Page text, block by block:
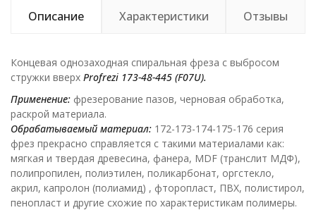
Описание
Характеристики Отзывы
Концевая однозаходная спиральная фреза с выбросом
стружки вверх Profrezi 173-48-445 (F07U).
Применение: фрезерование пазов, черновая обработка,
раскрой материала.
Обрабатываемый материал: 172-173-174-175-176 серия
фрез прекрасно справляется с такими материалами как:
мягкая и твердая древесина, фанера, MDF (транслит МДФ),
полипропилен, полиэтилен, поликарбонат, оргстекло,
акрил, капролон (полиамид) , фторопласт, ПВХ, полистирол,
пенопласт и другие схожие по характеристикам полимеры.